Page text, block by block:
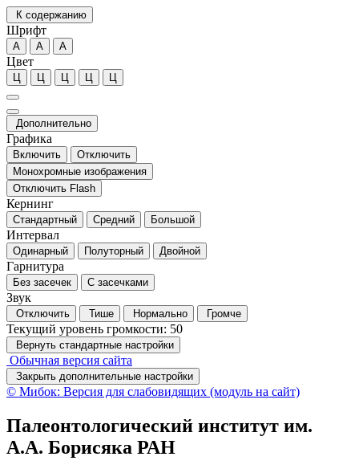
К содержанию
Шрифт
А А А
Цвет
Ц Ц Ц Ц Ц
Дополнительно
Графика
Включить
Отключить
Монохромные изображения
Отключить Flash
Кернинг
Стандартный Средний Большой
Интервал
Одинарный Полуторный Двойной
Гарнитура
Без засечек С засечками
Звук
Отключить Тише Нормально Громче
Текущий уровень громкости: 50
Вернуть стандартные настройки
Обычная версия сайта
Закрыть дополнительные настройки
© Мибок: Версия для слабовидящих (модуль на сайт)
Палеонтологический институт им.
А.А. Борисяка РАН